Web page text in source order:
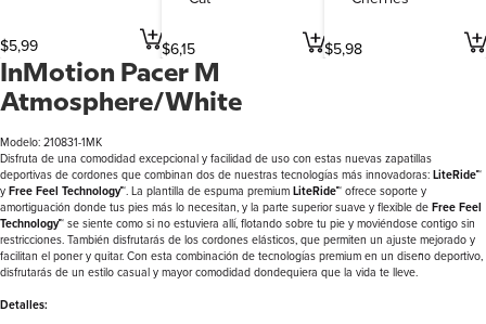
$5,99 $6,15 $5,98
InMotion Pacer M
Atmosphere/White
Modelo: 210831-1MK
Disfruta de una comodidad excepcional y facilidad de uso con estas nuevas zapatillas
deportivas de cordones que combinan dos de nuestras tecnologías más innovadoras: LiteRide™
y Free Feel Technology™. La plantilla de espuma premium LiteRide™ ofrece soporte y
amortiguación donde tus pies más lo necesitan, y la parte superior suave y flexible de Free Feel
Technology™ se siente como si no estuviera allí, flotando sobre tu pie y moviéndose contigo sin
restricciones. También disfrutarás de los cordones elásticos, que permiten un ajuste mejorado y
facilitan el poner y quitar. Con esta combinación de tecnologías premium en un diseño deportivo,
disfrutarás de un estilo casual y mayor comodidad dondequiera que la vida te lleve.
Detalles: